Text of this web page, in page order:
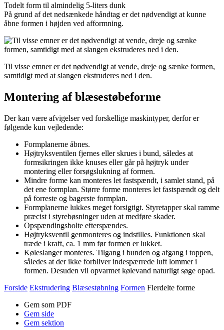
Todelt form til almindelig 5-liters dunk
På grund af det nedsænkede håndtag er det nødvendigt at kunne
åbne formen i højden ved afformning.
Til visse emner er det nødvendigt at vende, dreje og sænke formen,
samtidigt med at slangen ekstruderes ned i den.
Montering af blæsestøbeforme
Der kan være afvigelser ved forskellige maskintyper, derfor er
følgende kun vejledende:
Formplanerne åbnes.
Højtryksventilen fjernes eller skrues i bund, således at
formsikringen ikke knuses eller går på højtryk under
montering eller forsøgslukning af formen.
Mindre forme kan monteres let fastspændt, i samlet stand, på
det ene formplan. Større forme monteres let fastspændt og delt
på forreste og bagerste formplan.
Formplanerne lukkes meget forsigtigt. Styretapper skal ramme
præcist i styrebøsninger uden at medføre skader.
Opspændingsbolte efterspændes.
Højtryksventil genmonteres og indstilles. Funktionen skal
træde i kraft, ca. 1 mm før formen er lukket.
Køleslanger monteres. Tilgang i bunden og afgang i toppen,
således at der ikke forbliver indespærrede luft lommer i
formen. Desuden vil opvarmet kølevand naturligt søge opad.
Forside Ekstrudering Blæsestøbning Formen Flerdelte forme
Gem som PDF
Gem side
Gem sektion